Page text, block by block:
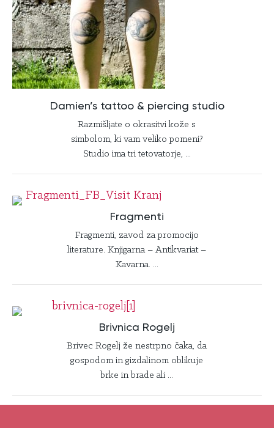
Damien’s tattoo & piercing studio
Razmišljate o okrasitvi kože s
simbolom, ki vam veliko pomeni?
Studio ima tri tetovatorje, ...
Fragmenti
Fragmenti, zavod za promocijo
literature. Knjigarna – Antikvariat –
Kavarna. ...
Brivnica Rogelj
Brivec Rogelj že nestrpno čaka, da
gospodom in gizdalinom oblikuje
brke in brade ali ...